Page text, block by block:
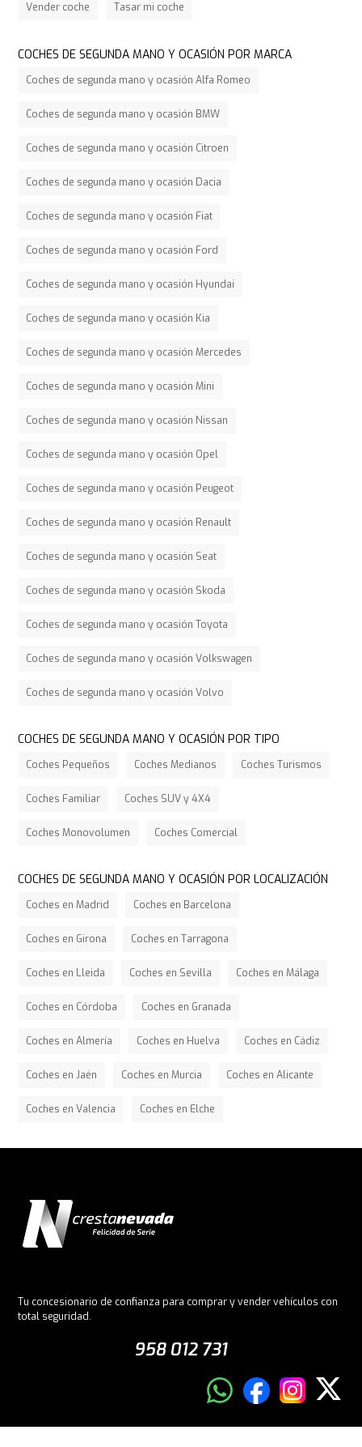
Vender coche Tasar mi coche
COCHES DE SEGUNDA MANO Y OCASIÓN POR MARCA
Coches de segunda mano y ocasión Alfa Romeo
Coches de segunda mano y ocasión BMW
Coches de segunda mano y ocasión Citroen
Coches de segunda mano y ocasión Dacia
Coches de segunda mano y ocasión Fiat
Coches de segunda mano y ocasión Ford
Coches de segunda mano y ocasión Hyundai
Coches de segunda mano y ocasión Kia
Coches de segunda mano y ocasión Mercedes
Coches de segunda mano y ocasión Mini
Coches de segunda mano y ocasión Nissan
Coches de segunda mano y ocasión Opel
Coches de segunda mano y ocasión Peugeot
Coches de segunda mano y ocasión Renault
Coches de segunda mano y ocasión Seat
Coches de segunda mano y ocasión Skoda
Coches de segunda mano y ocasión Toyota
Coches de segunda mano y ocasión Volkswagen
Coches de segunda mano y ocasión Volvo
COCHES DE SEGUNDA MANO Y OCASIÓN POR TIPO
Coches Pequeños Coches Medianos Coches Turismos
Coches Familiar Coches SUV y 4X4
Coches Monovolumen Coches Comercial
COCHES DE SEGUNDA MANO Y OCASIÓN POR LOCALIZACIÓN
Coches en Madrid Coches en Barcelona
Coches en Girona Coches en Tarragona
Coches en Lleida Coches en Sevilla Coches en Málaga
Coches en Córdoba Coches en Granada
Coches en Almería Coches en Huelva Coches en Cádiz
Coches en Jaén Coches en Murcia Coches en Alicante
Coches en Valencia Coches en Elche
Tu concesionario de confianza para comprar y vender vehículos con
total seguridad.
958 012 731